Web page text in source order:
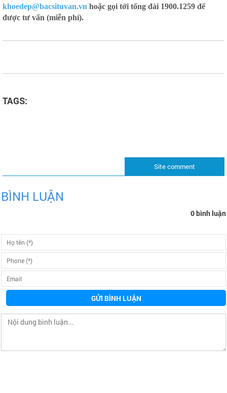
khoedep@bacsituvan.vn hoặc gọi tới tổng đài 1900.1259 để
được tư vấn (miễn phí).
TAGS:
Site comment
BÌNH LUẬN
0 bình luận
GỬI BÌNH LUẬN